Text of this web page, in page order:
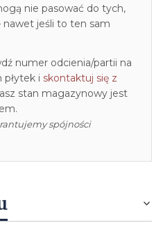
nie pasować do tych,
nawet jeśli to ten sam
numer odcienia/partii na
płytek i skontaktuj się z
stan magazynowy jest
spójności